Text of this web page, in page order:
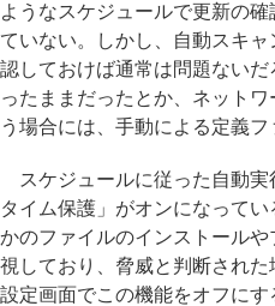
ようなスケジュールで更新の
ていない。しかし、自動スキ
認しておけば通常は問題ない
ったままだったとか、ネット
う場合には、手動による定義フ
スケジュールに従った自動実
タイム保護」がオンになって
かのファイルのインストール
視しており、脅威と判断された
設定画面でこの機能をオフに